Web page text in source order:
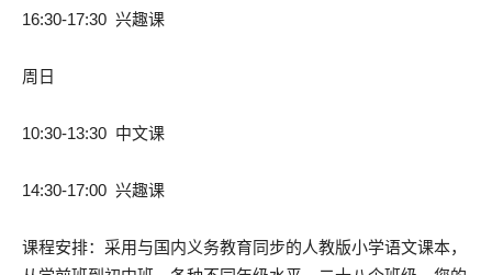
16:30-17:30 兴趣课
周日
10:30-13:30 中文课
14:30-17:00 兴趣课
课程安排：采用与国内义务教育同步的人教版小学语文课本，